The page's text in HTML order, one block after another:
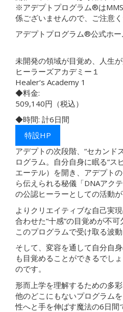
※アデプトプログラム®︎は
係ございませんので、ご注意く
アデプトプログラム®︎公式ホー
未開発の領域が目覚め、人生
ヒーラーズアカデミー１
Healer‘s Academy 1
◆料金:
509,140円（税込）
◆時間: 計6日間
特設HP
アデプトの次段階、“セカンド
ログラム。自分自身に眠る“ス
エーテル）を開き、アデプト
ら伝えられる秘儀「DNAアク
の公認ヒーラーとしての活動が
よりクリエイティブな自己実
合わせた“十感”の目覚めが不
このプログラムで受け取る波
そして、変容を通して自分自
も目覚めることができるでし
のです。
形而上学を理解するための多
他のどこにもないプログラム
性へと手を伸ばす魔法の6日間